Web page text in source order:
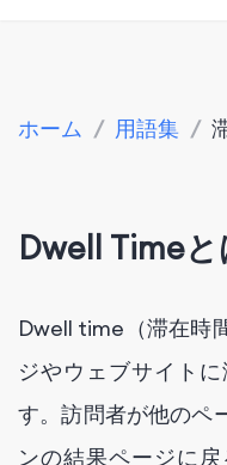
ホーム / 用語集 /
Dwell Timeと
Dwell time（滞在時
ジやウェブサイト
す。訪問者が他のペ
ンの結果ページに